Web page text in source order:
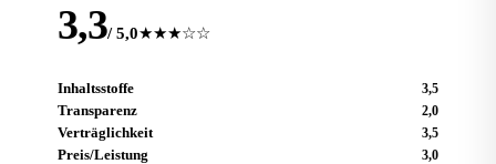
3,3/ 5,0★★★☆☆
Inhaltsstoffe 3,5
Transparenz 2,0
Verträglichkeit 3,5
Preis/Leistung 3,0